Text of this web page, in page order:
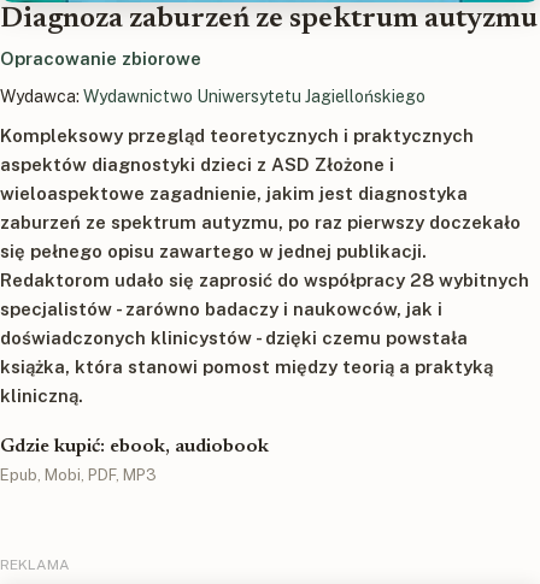
Diagnoza zaburzeń ze spektrum autyzmu
Opracowanie zbiorowe
Wydawca: Wydawnictwo Uniwersytetu Jagiellońskiego
Kompleksowy przegląd teoretycznych i praktycznych
aspektów diagnostyki dzieci z ASD Złożone i
wieloaspektowe zagadnienie, jakim jest diagnostyka
zaburzeń ze spektrum autyzmu, po raz pierwszy doczekało
się pełnego opisu zawartego w jednej publikacji.
Redaktorom udało się zaprosić do współpracy 28 wybitnych
specjalistów - zarówno badaczy i naukowców, jak i
doświadczonych klinicystów - dzięki czemu powstała
książka, która stanowi pomost między teorią a praktyką
kliniczną.
Gdzie kupić: ebook, audiobook
Epub, Mobi, PDF, MP3